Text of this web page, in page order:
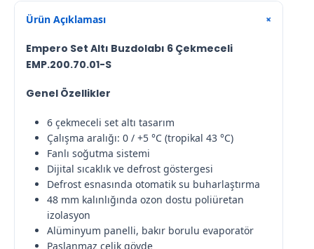
Ürün Açıklaması +
Empero Set Altı Buzdolabı 6 Çekmeceli
EMP.200.70.01-S
Genel Özellikler
6 çekmeceli set altı tasarım
Çalışma aralığı: 0 / +5 °C (tropikal 43 °C)
Fanlı soğutma sistemi
Dijital sıcaklık ve defrost göstergesi
Defrost esnasında otomatik su buharlaştırma
48 mm kalınlığında ozon dostu poliüretan
izolasyon
Alüminyum panelli, bakır borulu evaporatör
Paslanmaz çelik gövde